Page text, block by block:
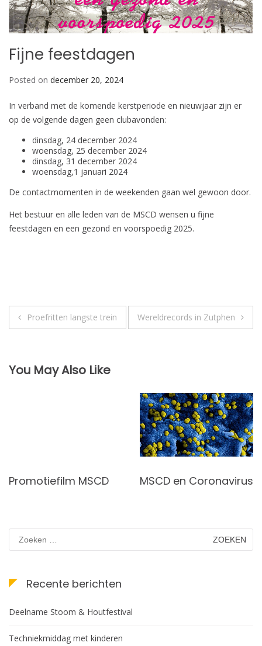
Fijne feestdagen
Posted on december 20, 2024
In verband met de komende kerstperiode en nieuwjaar zijn er
op de volgende dagen geen clubavonden:
dinsdag, 24 december 2024
woensdag, 25 december 2024
dinsdag, 31 december 2024
woensdag,1 januari 2024
De contactmomenten in de weekenden gaan wel gewoon door.
Het bestuur en alle leden van de MSCD wensen u fijne
feestdagen en een gezond en voorspoedig 2025.
Bericht
Proefritten langste trein Wereldrecords in Zutphen
You May Also Like
Promotiefilm MSCD MSCD en Coronavirus
naar:
Recente berichten
Deelname Stoom & Houtfestival
Techniekmiddag met kinderen